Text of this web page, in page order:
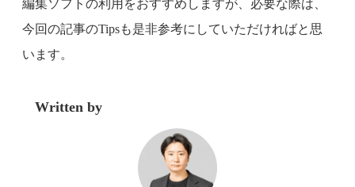
編集ソフトの利用をおすすめしますが、必要な際は、
今回の記事のTipsも是非参考にしていただければと思
います。
Written by